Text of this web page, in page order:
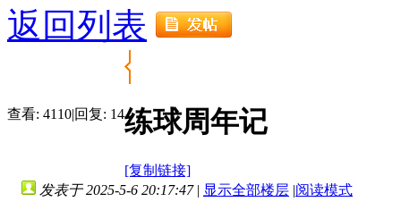
返回列表
查看: 4110|回复: 14练球周年记
[复制链接]
发表于 2025-5-6 20:17:47 | 显示全部楼层 |阅读模式